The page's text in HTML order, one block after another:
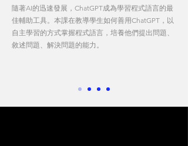
隨著AI的迅速發展，ChatGPT成為學習程式語言的最
佳輔助工具。本課在教導學生如何善用ChatGPT，以
自主學習的方式掌握程式語言，培養他們提出問題、
敘述問題、解決問題的能力 。